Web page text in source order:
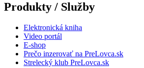
Produkty / Služby
Elektronická kniha
Video portál
E-shop
Prečo inzerovať na PreLovca.sk
Strelecký klub PreLovca.sk